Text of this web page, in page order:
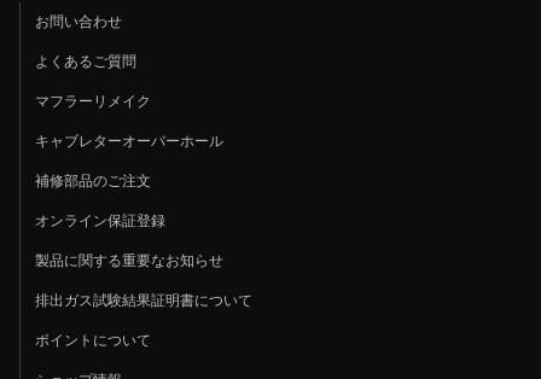
お問い合わせ
よくあるご質問
マフラーリメイク
キャブレターオーバーホール
補修部品のご注文
オンライン保証登録
製品に関する重要なお知らせ
排出ガス試験結果証明書について
ポイントについて